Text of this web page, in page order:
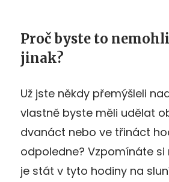
Proč byste to
jinak?
Už jste někdy přemýšleli
vlastně byste měli udělat
dvanáct nebo ve třináct
odpoledne? Vzpomínáte si
je stát v tyto hodiny na